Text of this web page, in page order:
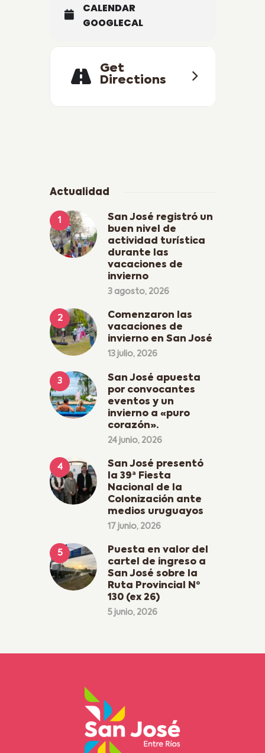
CALENDAR
GOOGLECAL
Get
Directions
Actualidad
San José registró un
buen nivel de
actividad turística
durante las
vacaciones de
invierno
3 agosto, 2026
Comenzaron las
vacaciones de
invierno en San José
13 julio, 2026
San José apuesta
por convocantes
eventos y un
invierno a «puro
corazón».
24 junio, 2026
San José presentó
la 39ª Fiesta
Nacional de la
Colonización ante
medios uruguayos
17 junio, 2026
Puesta en valor del
cartel de ingreso a
San José sobre la
Ruta Provincial Nº
130 (ex 26)
5 junio, 2026